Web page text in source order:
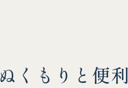
もりと便